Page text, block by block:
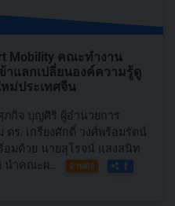
Mobility คณะทำงาน
าแลกเปลี่ยนองค์ความรู้ดู
ม่ประเทศจีน
ภกิจ บุญศิริ ผู้อำนวยการ
ร. เกรียงศักดิ์ วงศ์พร้อมรัตน์
มด้วย นายสุโรจน์ แสงสนิท
นำคณะผ...
อ่านต่อ